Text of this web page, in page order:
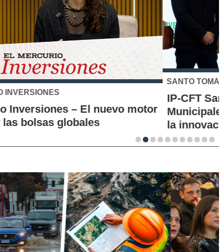
SANTO TOMÁS
IP-CFT Santo Tomás y Red de Hubs
Municipales firman alianza para impulsar
la innovación en los territorios